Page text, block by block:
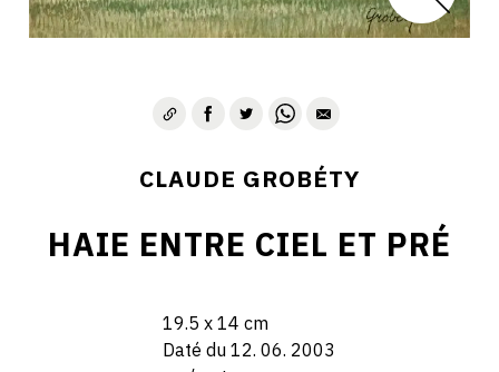
CLAUDE GROBÉTY
HAIE ENTRE CIEL ET PRÉ
19.5 x 14 cm
Daté du 12. 06. 2003